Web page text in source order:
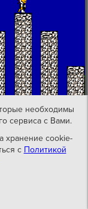
необходимы
сервиса с Вами.
хранение cookie-
с Политикой